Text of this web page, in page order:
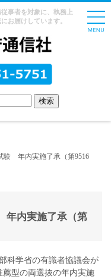
事者を対象に、執務上
お届けしています。
験 年内実施了承（第9516
内実施了承（第
科学省の有識者協議会が
型の両選抜の年内実施